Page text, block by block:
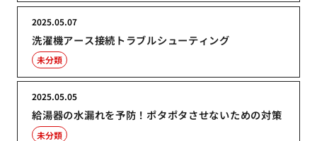
洗濯機アース接続トラブルシューティング
2025.05.07
未分類
給湯器の水漏れを予防！ポタポタさせないための対策
2025.05.05
未分類